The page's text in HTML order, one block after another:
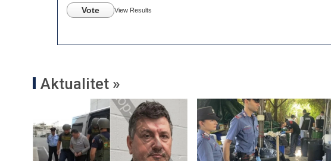
Vote View Results
Aktualitet »